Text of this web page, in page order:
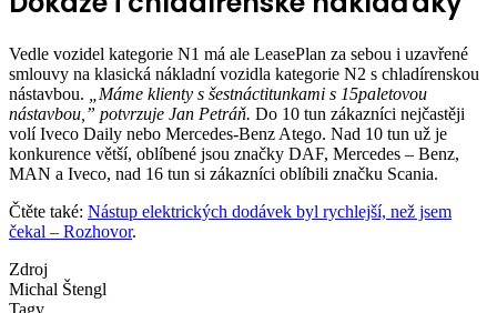
Vedle vozidel kategorie N1 má ale LeasePlan za sebou i uzavřené
smlouvy na klasická nákladní vozidla kategorie N2 s chladírenskou
nástavbou.
„Máme klienty s šestnáctitunkami s 15paletovou
nástavbou,” potvrzuje Jan Petráň. Do 10 tun zákazníci nejčastěji
volí Iveco Daily nebo Mercedes-Benz Atego. Nad 10 tun už je
konkurence větší, oblíbené jsou značky DAF, Mercedes – Benz,
MAN a Iveco, nad 16 tun si zákazníci oblíbili značku Scania.
Čtěte také: Nástup elektrických dodávek byl rychlejší, než jsem
čekal – Rozhovor.
Zdroj
Michal Štengl